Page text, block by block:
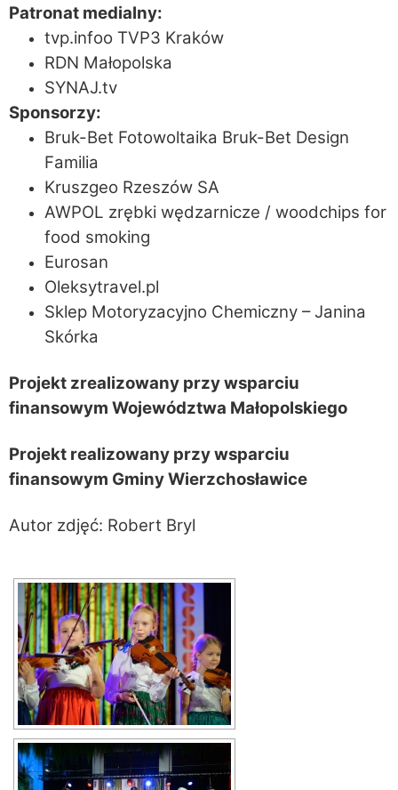
Patronat medialny:
tvp.infoo TVP3 Kraków
RDN Małopolska
SYNAJ.tv
Sponsorzy:
Bruk-Bet Fotowoltaika Bruk-Bet Design
Familia
Kruszgeo Rzeszów SA
AWPOL zrębki wędzarnicze / woodchips for
food smoking
Eurosan
Oleksytravel.pl
Sklep Motoryzacyjno Chemiczny – Janina
Skórka
Projekt zrealizowany przy wsparciu
finansowym Województwa Małopolskiego
Projekt realizowany przy wsparciu
finansowym Gminy Wierzchosławice
Autor zdjęć: Robert Bryl